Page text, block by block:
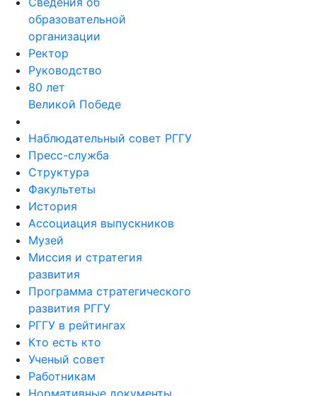
образовательной
организации
Ректор
Руководство
80 лет
Великой Победе
Наблюдательный совет РГГУ
Пресс-служба
Структура
Факультеты
История
Ассоциация выпускников
Музей
Миссия и стратегия
развития
Программа стратегического
развития РГГУ
РГГУ в рейтингах
Кто есть кто
Ученый совет
Работникам